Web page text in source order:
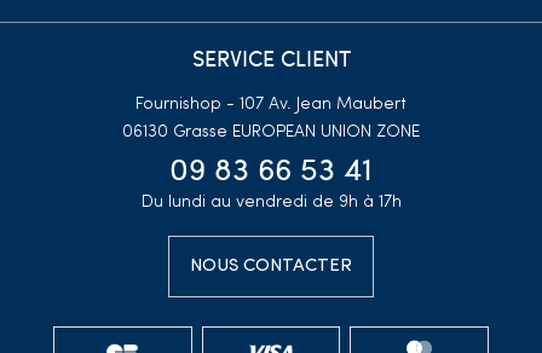
SERVICE CLIENT
Fournishop - 107 Av. Jean Maubert
06130 Grasse EUROPEAN UNION ZONE
09 83 66 53 41
Du lundi au vendredi de 9h à 17h
NOUS CONTACTER